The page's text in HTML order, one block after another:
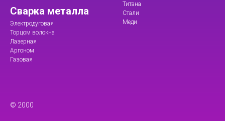
Сварка металла
Электродуговая
Торцом волокна
Лазерная
Аргоном
Газовая
© 2000
Титана
Стали
Меди